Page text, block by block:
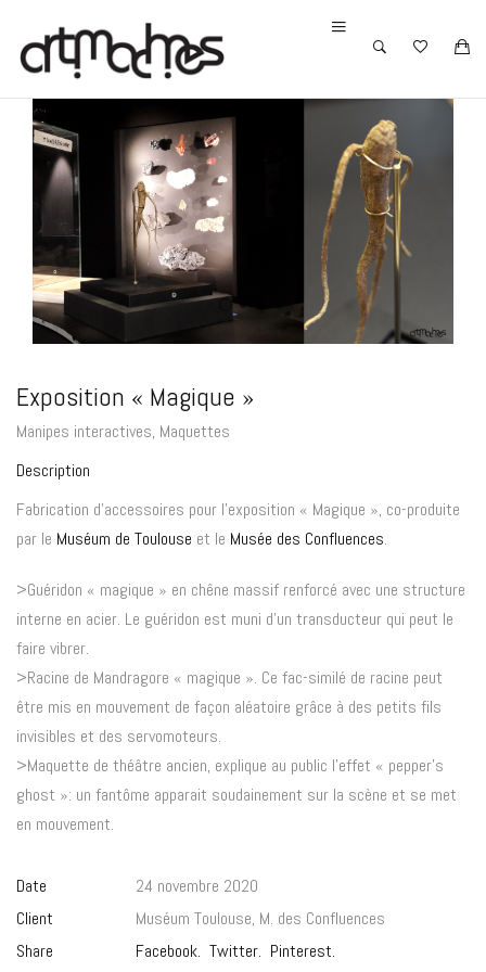
Exposition « Magique »
Manipes interactives, Maquettes
Description
Fabrication d’accessoires pour l’exposition « Magique », co-produite
par le Muséum de Toulouse et le Musée des Confluences.
>Guéridon « magique » en chêne massif renforcé avec une structure
interne en acier. Le guéridon est muni d’un transducteur qui peut le
faire vibrer.
>Racine de Mandragore « magique ». Ce fac-similé de racine peut
être mis en mouvement de façon aléatoire grâce à des petits fils
invisibles et des servomoteurs.
>Maquette de théâtre ancien, explique au public l’effet « pepper’s
ghost »: un fantôme apparait soudainement sur la scène et se met
en mouvement.
Date
24 novembre 2020
Client
Muséum Toulouse, M. des Confluences
Share
Facebook. Twitter. Pinterest.